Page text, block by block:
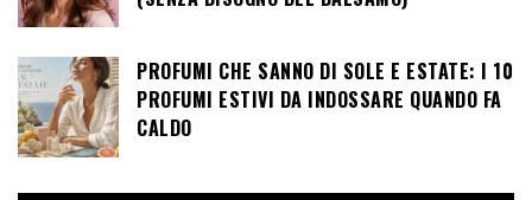
PROFUMI CHE SANNO DI SOLE E ESTATE: I 10
PROFUMI ESTIVI DA INDOSSARE QUANDO FA
CALDO